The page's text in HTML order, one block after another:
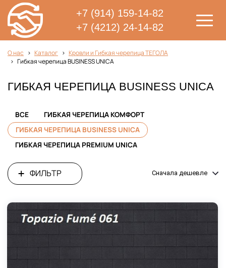
+7 (914) 159-14-82
+7 (4212) 24-14-82
О нас Каталог
Кровли и Гибкая черепица ТЕГОЛА
Гибкая черепица BUSINESS UNICA
ГИБКАЯ ЧЕРЕПИЦА BUSINESS UNICA
ВСЕ
ГИБКАЯ ЧЕРЕПИЦА КОМФОРТ
ГИБКАЯ ЧЕРЕПИЦА BUSINESS UNICA
ГИБКАЯ ЧЕРЕПИЦА PREMIUM UNICA
ФИЛЬТР Сначала дешевле